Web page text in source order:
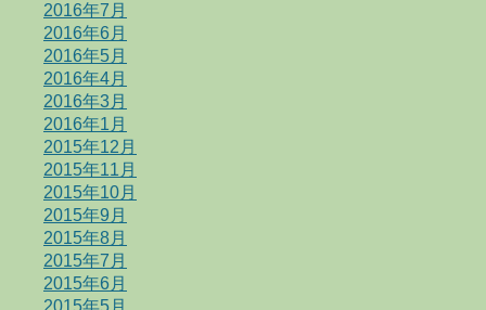
2016年7月
2016年6月
2016年5月
2016年4月
2016年3月
2016年1月
2015年12月
2015年11月
2015年10月
2015年9月
2015年8月
2015年7月
2015年6月
2015年5月